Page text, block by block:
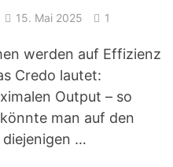
15. Mai 2025 1
werden auf Effizienz
Credo lautet:
Output – so
man auf den
diejenigen …